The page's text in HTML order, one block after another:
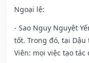
Ngoại lệ:
- Sao Nguy Nguyệt
tốt. Trong đó, tại
Viên: mọi việc tạo